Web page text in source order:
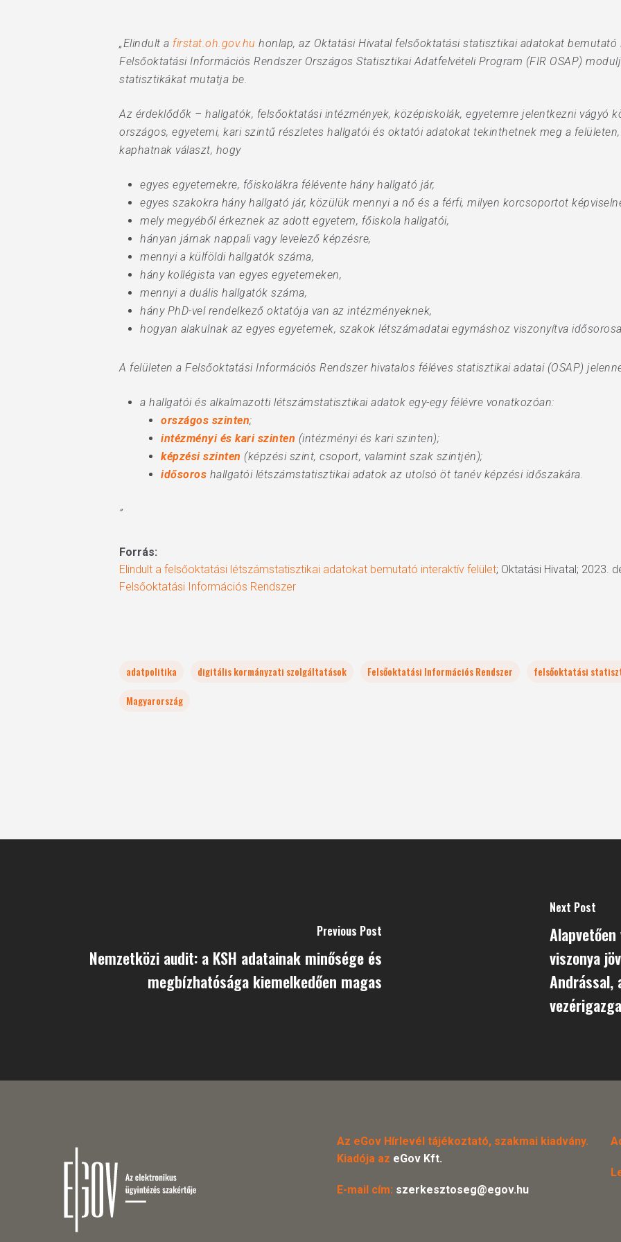
„Elindult a firstat.oh.gov.hu honlap, az Oktatási Hivatal felsőoktatási statisztikai adatokat bemutató
Felsőoktatási Információs Rendszer Országos Statisztikai Adatfelvételi Program (FIR OSAP)
statisztikákat mutatja be.
Az érdeklődők – hallgatók, felsőoktatási intézmények, középiskolák, egyetemre jelentkezni vágyó
országos, egyetemi, kari szintű részletes hallgatói és oktatói adatokat tekinthetnek meg a
kaphatnak választ, hogy
egyes egyetemekre, főiskolákra félévente hány hallgató jár,
egyes szakokra hány hallgató jár, közülük mennyi a nő és a férfi, milyen korcsoportot
mely megyéből érkeznek az adott egyetem, főiskola hallgatói,
hányan járnak nappali vagy levelező képzésre,
mennyi a külföldi hallgatók száma,
hány kollégista van egyes egyetemeken,
mennyi a duális hallgatók száma,
hány PhD-vel rendelkező oktatója van az intézményeknek,
hogyan alakulnak az egyes egyetemek, szakok létszámadatai egymáshoz viszonyítva
A felületen a Felsőoktatási Információs Rendszer hivatalos féléves statisztikai adatai (OSAP)
a hallgatói és alkalmazotti létszámstatisztikai adatok egy-egy félévre vonatkozóan:
országos szinten;
intézményi és kari szinten (intézményi és kari szinten);
képzési szinten (képzési szint, csoport, valamint szak szintjén);
idősoros hallgatói létszámstatisztikai adatok az utolsó öt tanév képzési időszakára.
”
Forrás:
Elindult a felsőoktatási létszámstatisztikai adatokat bemutató interaktív felület; Oktatási Hivatal; 2023.
Felsőoktatási Információs Rendszer
adatpolitika digitális kormányzati szolgáltatások Felsőoktatási Információs Rendszer felsőoktatási
Magyarország
Previous Post
Nemzetközi audit: a KSH adatainak minősége és
megbízhatósága kiemelkedően magas
Next Post
viszonya
Andrással,
Az eGov Hírlevél tájékoztató, szakmai kiadvány.
Kiadója az eGov Kft.
E-mail cím: szerkesztoseg@egov.hu